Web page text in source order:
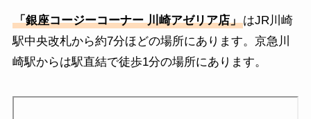
「銀座コージーコーナー 川崎アゼリア店」はJR川崎
駅中央改札から約7分ほどの場所にあります。京急川
崎駅からは駅直結で徒歩1分の場所にあります。